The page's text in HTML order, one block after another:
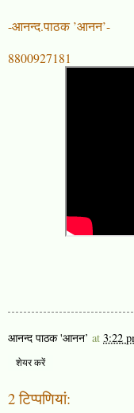
-आनन्द.पाठक ’आनन’-
8800927181
आनन्द पाठक 'आनन’ at 3:22
शेयर करें
2 टिप्‍पणियां: